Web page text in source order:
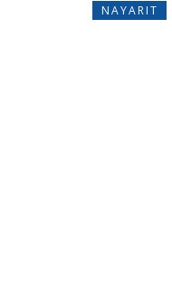
NAYARIT